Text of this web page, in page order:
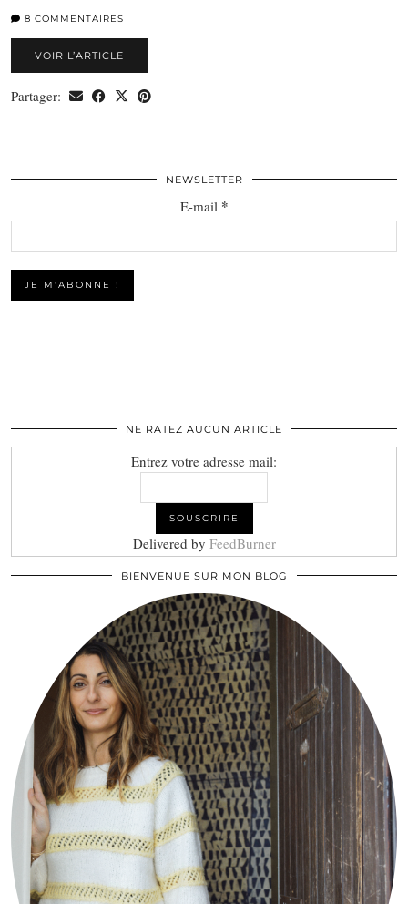
8 COMMENTAIRES
VOIR L’ARTICLE
Partager:
NEWSLETTER
E-mail *
NE RATEZ AUCUN ARTICLE
Entrez votre adresse mail:
Delivered by FeedBurner
BIENVENUE SUR MON BLOG